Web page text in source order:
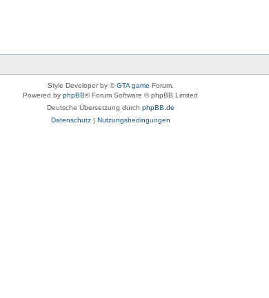
Style Developer by ©GTA game Forum.
Powered by phpBB® Forum Software © phpBB Limited
Deutsche Übersetzung durch phpBB.de
Datenschutz| Nutzungsbedingungen